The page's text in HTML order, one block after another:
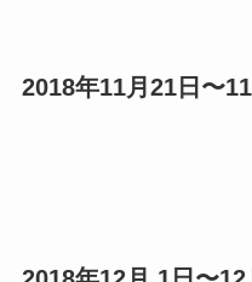
2018年11月21日〜